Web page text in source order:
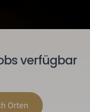
verfügbar
Orten